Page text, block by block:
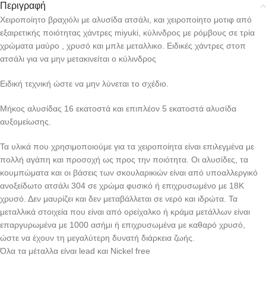
Περιγραφή
Χειροποίητο βραχιόλι με αλυσίδα ατσάλι, και χειροποίητο μοτιφ από
εξαιρετικής ποιότητας χάντρες miyuki, κύλινδρος με ρόμβους σε τρία
χρώματα μαύρο , χρυσό και μπλε μεταλλικο. Ειδικές χάντρες στοπ
ατσάλι για να μην μετακινείται ο κύλινδρος
Ειδική τεχνική ώστε να μην λύνεται το σχέδιο.
Μήκος αλυσίδας 16 εκατοστά και επιπλέον 5 εκατοστά αλυσίδα
αυξομείωσης.
Τα υλικά που χρησιμοποιούμε για τα χειροποίητα είναι επιλεγμένα με
πολλή αγάπη και προσοχή ως προς την ποιότητα. Οι αλυσίδες, τα
κουμπώματα και οι βάσεις των σκουλαρικιών είναι από υποαλλεργικό
ανοξείδωτο ατσάλι 304 σε χρώμα φυσικό ή επιχρυσωμένο με 18Κ
χρυσό. Δεν μαυρίζει και δεν μεταβάλλεται σε νερό και ιδρώτα. Τα
μεταλλικά στοιχεία που είναι από ορείχαλκο ή κράμα μετάλλων είναι
επαργυρωμένα με 1000 ασήμι ή επιχρυσωμένα με καθαρό χρυσό,
ώστε να έχουν τη μεγαλύτερη δυνατή διάρκεια ζωής.
Όλα τα μέταλλα είναι lead και Nickel free